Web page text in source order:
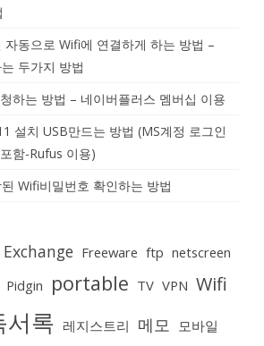
자동으로 Wifi에 연결하게 하는 방법 –
두가지 방법
하는 방법 – 네이버플러스 멤버십 이용
설치 USB만드는 방법 (MS계정 로그인
함-Rufus 이용)
Wifi비밀번호 확인하는 방법
Exchange Freeware ftp netscreen
Pidgin portable TV VPN Wifi
서록 레지스트리 메모 모바일